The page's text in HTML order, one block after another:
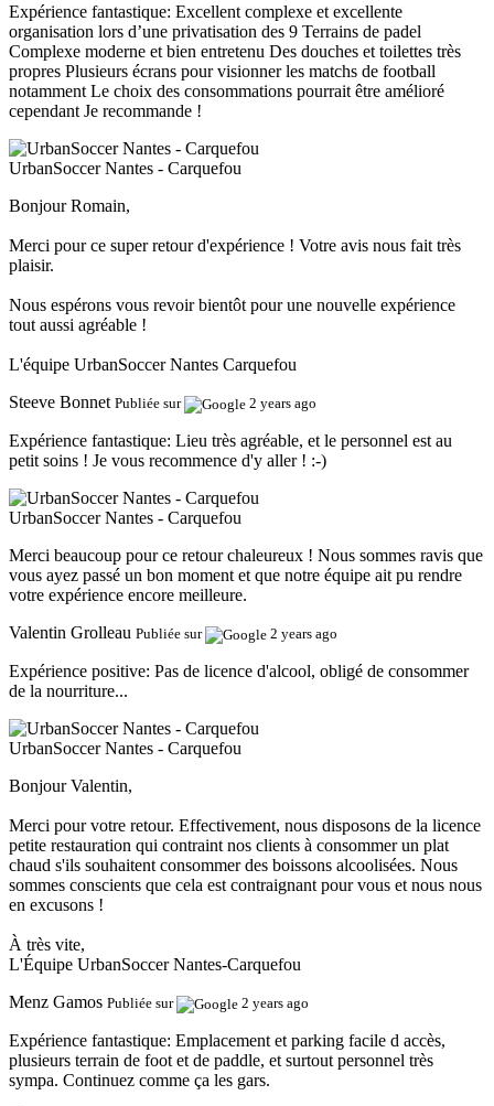
Expérience fantastique: Excellent complexe et excellente
organisation lors d’une privatisation des 9 Terrains de padel
Complexe moderne et bien entretenu Des douches et toilettes très
propres Plusieurs écrans pour visionner les matchs de football
notamment Le choix des consommations pourrait être amélioré
cependant Je recommande !
UrbanSoccer Nantes - Carquefou
Bonjour Romain,
Merci pour ce super retour d'expérience ! Votre avis nous fait très
plaisir.
Nous espérons vous revoir bientôt pour une nouvelle expérience
tout aussi agréable !
L'équipe UrbanSoccer Nantes Carquefou
Steeve Bonnet Publiée sur 2 years ago
Expérience fantastique: Lieu très agréable, et le personnel est au
petit soins ! Je vous recommence d'y aller ! :-)
UrbanSoccer Nantes - Carquefou
Merci beaucoup pour ce retour chaleureux ! Nous sommes ravis que
vous ayez passé un bon moment et que notre équipe ait pu rendre
votre expérience encore meilleure.
Valentin Grolleau Publiée sur 2 years ago
Expérience positive: Pas de licence d'alcool, obligé de consommer
de la nourriture...
UrbanSoccer Nantes - Carquefou
Bonjour Valentin,
Merci pour votre retour. Effectivement, nous disposons de la licence
petite restauration qui contraint nos clients à consommer un plat
chaud s'ils souhaitent consommer des boissons alcoolisées. Nous
sommes conscients que cela est contraignant pour vous et nous nous
en excusons !
À très vite,
L'Équipe UrbanSoccer Nantes-Carquefou
Menz Gamos Publiée sur 2 years ago
Expérience fantastique: Emplacement et parking facile d accès,
plusieurs terrain de foot et de paddle, et surtout personnel très
sympa. Continuez comme ça les gars.